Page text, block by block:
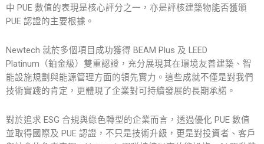
中 PUE 數值的表現是核心評分之一，亦是評核建築物能否獲頒
PUE 認證的主要根據。
Newtech 就於多個項目成功獲得 BEAM Plus 及 LEED
Platinum（鉑金級）雙重認證，充分展現其在環境友善建築、智
能設施規劃與能源管理方面的領先實力。這些成就不僅是對我們
技術實踐的肯定，更體現了企業對可持續發展的長期承諾。
對於追求 ESG 合規與綠色轉型的企業而言，透過優化 PUE 數值
並取得國際及 PUE 認證，不只是技術升級，更是對投資者、客戶